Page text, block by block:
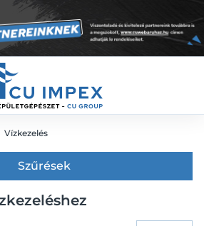
Vízkezelés
Szűrések